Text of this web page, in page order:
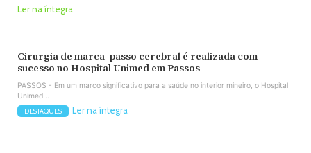
Ler na íntegra
Cirurgia de marca-passo cerebral é realizada com
sucesso no Hospital Unimed em Passos
PASSOS - Em um marco significativo para a saúde no interior mineiro, o Hospital
Unimed...
DESTAQUES Ler na íntegra